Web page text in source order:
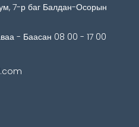
7-р баг Балдан-Осорын
- Баасан 08 00 - 17 00